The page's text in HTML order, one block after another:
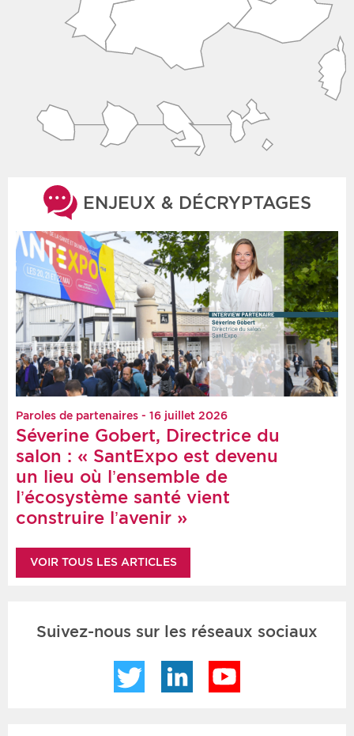
ENJEUX & DÉCRYPTAGES
Paroles de partenaires - 16 juillet 2026
Séverine Gobert, Directrice du
salon : « SantExpo est devenu
un lieu où l’ensemble de
l’écosystème santé vient
construire l’avenir »
VOIR TOUS LES ARTICLES
Suivez-nous sur les réseaux sociaux
Twitter LinkedIn